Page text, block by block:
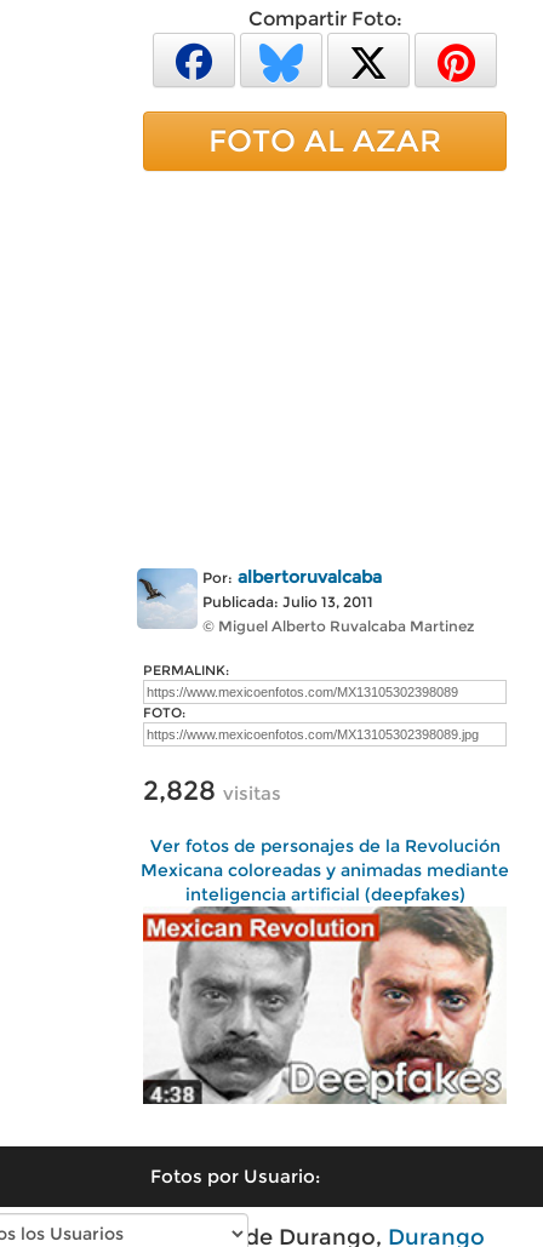
Compartir Foto:
FOTO AL AZAR
Por: albertoruvalcaba
Publicada: Julio 13, 2011
© Miguel Alberto Ruvalcaba Martinez
PERMALINK:
FOTO:
2,828 visitas
Ver fotos de personajes de la Revolución
Mexicana coloreadas y animadas mediante
inteligencia artificial (deepfakes)
Fotos por Usuario:
Fotos modernas de Durango, Durango